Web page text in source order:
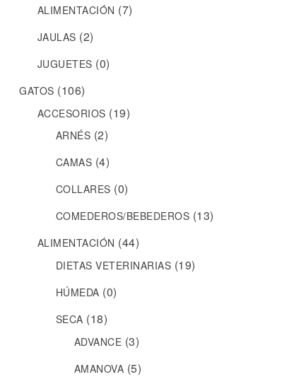
ALIMENTACIÓN (7)
JAULAS (2)
JUGUETES (0)
GATOS (106)
ACCESORIOS (19)
ARNÉS (2)
CAMAS (4)
COLLARES (0)
COMEDEROS/BEBEDEROS (13)
ALIMENTACIÓN (44)
DIETAS VETERINARIAS (19)
HÚMEDA (0)
SECA (18)
ADVANCE (3)
AMANOVA (5)